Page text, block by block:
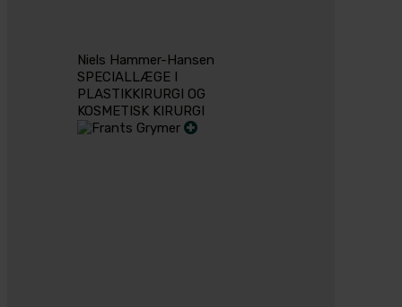
Niels Hammer-Hansen
SPECIALLÆGE I
PLASTIKKIRURGI OG
KOSMETISK KIRURGI